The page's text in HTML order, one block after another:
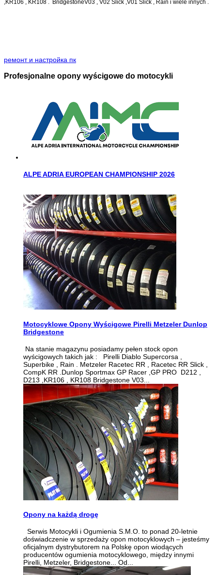
,KR106 , KR108 . BridgestoneV03 , V02 Slick ,V01 Slick , Rain i wiele innych .
ремонт и настройка пк
Profesjonalne opony wyścigowe do motocykli
ALPE ADRIA EUROPEAN CHAMPIONSHIP 2026
Motocyklowe Opony Wyścigowe Pirelli Metzeler Dunlop
Bridgestone
Na stanie magazynu posiadamy pełen stock opon
wyścigowych takich jak : Pirelli Diablo Supercorsa ,
Superbike , Rain . Metzeler Racetec RR , Racetec RR Slick ,
CompK RR .Dunlop Sportmax GP Racer ,GP PRO D212 ,
D213 ,KR106 , KR108 Bridgestone V03...
Opony na każdą drogę
Serwis Motocykli i Ogumienia S.M.O. to ponad 20-letnie
doświadczenie w sprzedaży opon motocyklowych – jesteśmy
oficjalnym dystrybutorem na Polskę opon wiodących
producentów ogumienia motocyklowego, między innymi
Pirelli, Metzeler, Bridgestone... Od...